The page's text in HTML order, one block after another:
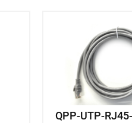
QPP-UTP-